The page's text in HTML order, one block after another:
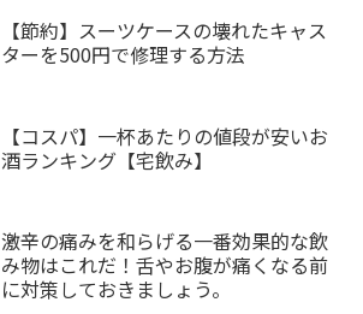
【節約】スーツケースの壊れたキャス
ターを500円で修理する方法
【コスパ】一杯あたりの値段が安いお
酒ランキング【宅飲み】
激辛の痛みを和らげる一番効果的な飲
み物はこれだ！舌やお腹が痛くなる前
に対策しておきましょう。